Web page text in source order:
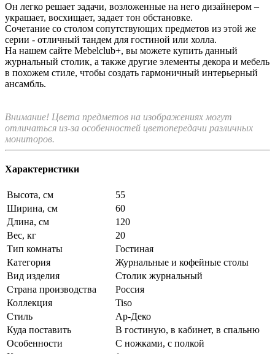
Он легко решает задачи, возложенные на него дизайнером –
украшает, восхищает, задает тон обстановке.
Сочетание со столом сопутствующих предметов из этой же
серии - отличный тандем для гостиной или холла.
На нашем сайте Mebelclub+, вы можете купить данный
журнальный столик, а также другие элементы декора и мебель
в похожем стиле, чтобы создать гармоничный интерьерный
ансамбль.
Внимание! Цвета предметов на изображениях могут
отличаться из-за особенностей цветопередачи различных
мониторов.
Характеристики
Высота, см
55
Ширина, см
60
Длина, см
120
Вес, кг
20
Тип комнаты
Гостиная
Категория
Журнальные и кофейные столы
Вид изделия
Столик журнальный
Страна производства
Россия
Коллекция
Tiso
Стиль
Ар-Деко
Куда поставить
В гостиную, в кабинет, в спальню
Особенности
С ножками, с полкой